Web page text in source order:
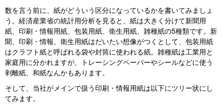
数を言う前に、紙がどういう区分になっているかを書いてみましょ
う。経済産業省の統計用分析を見ると、紙は大きく分けて新聞用
紙、印刷・情報用紙、包装用紙、衛生用紙、雑種紙の5種類です。新
聞、印刷・情報、衛生用紙はだいたい想像がつくとして、包装用紙
はクラフト紙と呼ばれる袋や封筒に使われる紙。雑種紙は工業用と
家庭用に分かれますが、トレーシングペーパーやシールなどに使う
剥離紙、和紙なんかもあります。
そして、当社がメインで扱う印刷・情報用紙は以下にツリー状にし
てみます。